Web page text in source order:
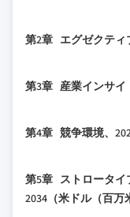
1.2 調査設計
1.2.2 デ
1.3.1 グ
1.4 基本推定
1.4.1 基
第2章 エグゼクティ
2.2 主要市場
2.2.2 ベ
2.2.4 用
2.2.5 最
第3章 産業インサイ
3.1.1 サ
3.1.3 各
3.1.4 バ
第4章 競争環境、
4.2 企業の市
4.2.1 地
第5章 ストロータイ
2034（米ドル（百万